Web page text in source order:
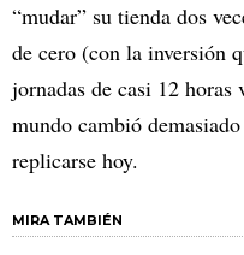
“mudar” su tienda dos
de cero (con la inversión
jornadas de casi 12 horas
mundo cambió
replicarse hoy.
MIRA TAMBIÉN